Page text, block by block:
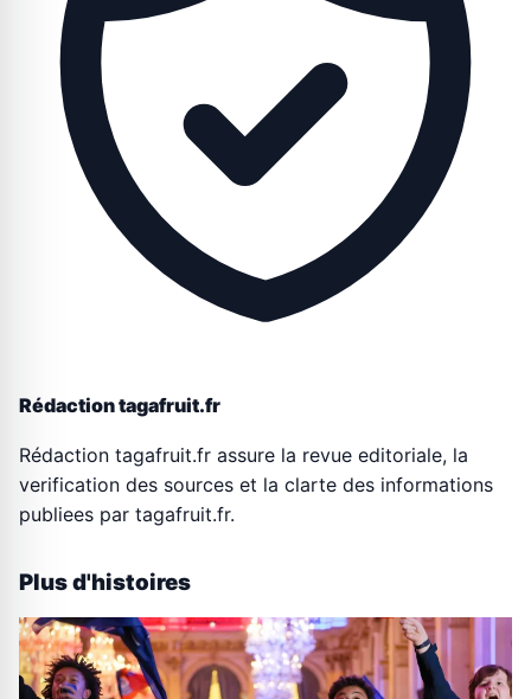
Rédaction tagafruit.fr
Rédaction tagafruit.fr assure la revue editoriale, la
verification des sources et la clarte des informations
publiees par tagafruit.fr.
Plus d'histoires